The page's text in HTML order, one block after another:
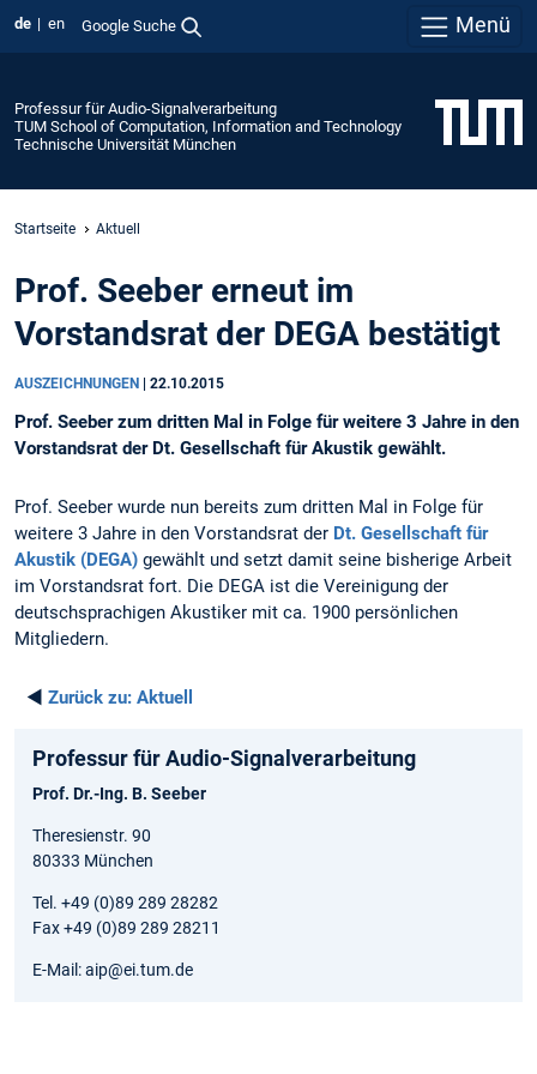
de en Google Suche Menü
Professur für Audio-Signalverarbeitung
TUM School of Computation, Information and Technology
Technische Universität München
Startseite Aktuell
Prof. Seeber erneut im
Vorstandsrat der DEGA bestätigt
AUSZEICHNUNGEN 22.10.2015
Prof. Seeber zum dritten Mal in Folge für weitere 3 Jahre in den
Vorstandsrat der Dt. Gesellschaft für Akustik gewählt.
Prof. Seeber wurde nun bereits zum dritten Mal in Folge für
weitere 3 Jahre in den Vorstandsrat der Dt. Gesellschaft für
Akustik (DEGA) gewählt und setzt damit seine bisherige Arbeit
im Vorstandsrat fort. Die DEGA ist die Vereinigung der
deutschsprachigen Akustiker mit ca. 1900 persönlichen
Mitgliedern.
◄ Zurück zu: Aktuell
Professur für Audio-Signalverarbeitung
Prof. Dr.-Ing. B. Seeber
Theresienstr. 90
80333 München
Tel. +49 (0)89 289 28282
Fax +49 (0)89 289 28211
E-Mail: aip@ei.tum.de